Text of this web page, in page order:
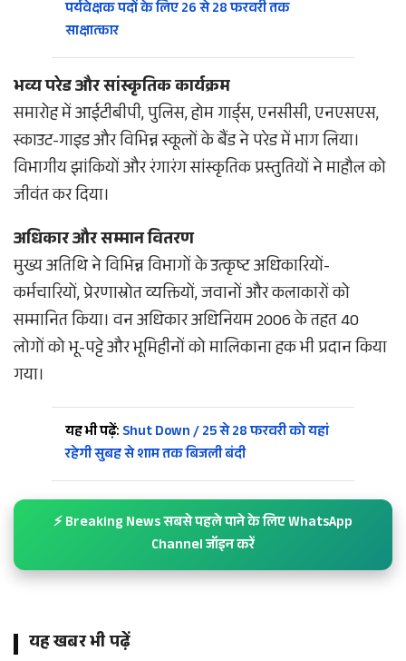
पर्यवेक्षक पदों के लिए 26 से 28 फरवरी तक
साक्षात्कार
भव्य परेड और सांस्कृतिक कार्यक्रम
समारोह में आईटीबीपी, पुलिस, होम गार्ड्स, एनसीसी, एनएसएस,
स्काउट-गाइड और विभिन्न स्कूलों के बैंड ने परेड में भाग लिया।
विभागीय झांकियों और रंगारंग सांस्कृतिक प्रस्तुतियों ने माहौल को
जीवंत कर दिया।
अधिकार और सम्मान वितरण
मुख्य अतिथि ने विभिन्न विभागों के उत्कृष्ट अधिकारियों-
कर्मचारियों, प्रेरणास्रोत व्यक्तियों, जवानों और कलाकारों को
सम्मानित किया। वन अधिकार अधिनियम 2006 के तहत 40
लोगों को भू-पट्टे और भूमिहीनों को मालिकाना हक भी प्रदान किया
गया।
यह भी पढ़ें: Shut Down / 25 से 28 फरवरी को यहां
रहेगी सुबह से शाम तक बिजली बंदी
⚡ Breaking News सबसे पहले पाने के लिए WhatsApp
Channel जॉइन करें
यह खबर भी पढ़ें